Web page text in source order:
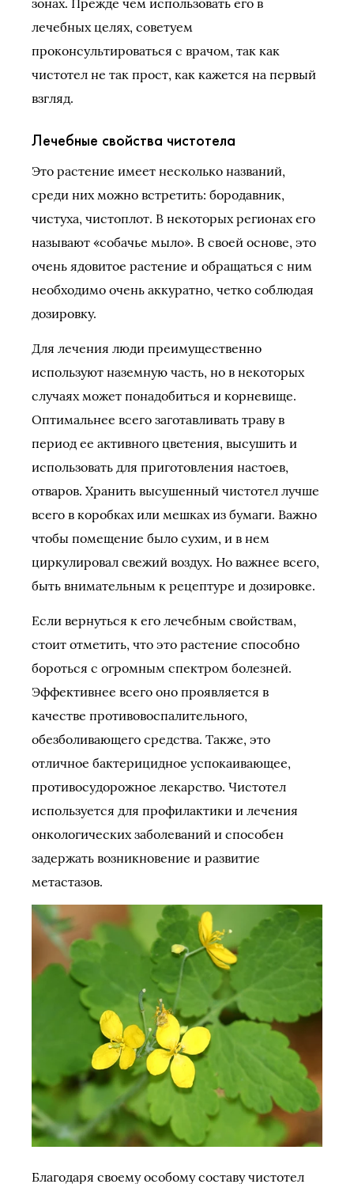
лечебных целях, советуем
проконсультироваться с врачом, так как
чистотел не так прост, как кажется на первый
взгляд.
Лечебные свойства чистотела
Это растение имеет несколько названий,
среди них можно встретить: бородавник,
чистуха, чистоплот. В некоторых регионах его
называют «собачье мыло». В своей основе, это
очень ядовитое растение и обращаться с ним
необходимо очень аккуратно, четко соблюдая
дозировку.
Для лечения люди преимущественно
используют наземную часть, но в некоторых
случаях может понадобиться и корневище.
Оптимальнее всего заготавливать траву в
период ее активного цветения, высушить и
использовать для приготовления настоев,
отваров. Хранить высушенный чистотел лучше
всего в коробках или мешках из бумаги. Важно
чтобы помещение было сухим, и в нем
циркулировал свежий воздух. Но важнее всего,
быть внимательным к рецептуре и дозировке.
Если вернуться к его лечебным свойствам,
стоит отметить, что это растение способно
бороться с огромным спектром болезней.
Эффективнее всего оно проявляется в
качестве противовоспалительного,
обезболивающего средства. Также, это
отличное бактерицидное успокаивающее,
противосудорожное лекарство. Чистотел
используется для профилактики и лечения
онкологических заболеваний и способен
задержать возникновение и развитие
метастазов.
Благодаря своему особому составу чистотел